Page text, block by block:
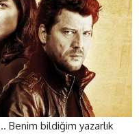
Benim bildiğim yazarlık